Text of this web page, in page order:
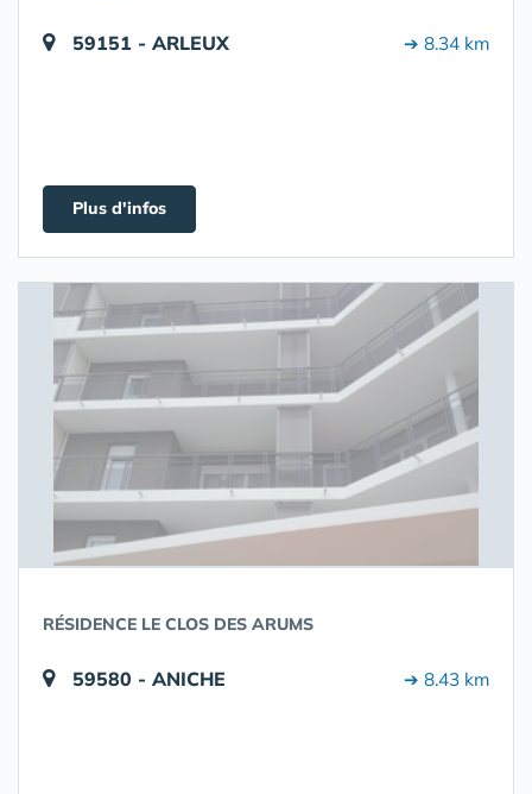
59151 - ARLEUX ➔ 8.34 km
Plus d'infos
RÉSIDENCE LE CLOS DES ARUMS
59580 - ANICHE ➔ 8.43 km